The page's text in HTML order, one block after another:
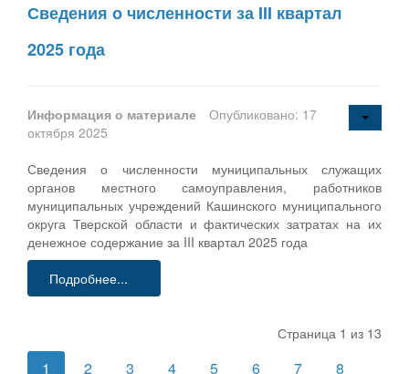
Сведения о численности за III квартал
2025 года
Информация о материале
Опубликовано: 17
октября 2025
Сведения о численности муниципальных служащих
органов местного самоуправления, работников
муниципальных учреждений Кашинского муниципального
округа Тверской области и фактических затратах на их
денежное содержание за III квартал 2025 года
Подробнее...
Страница 1 из 13
1 2 3 4 5 6 7
8